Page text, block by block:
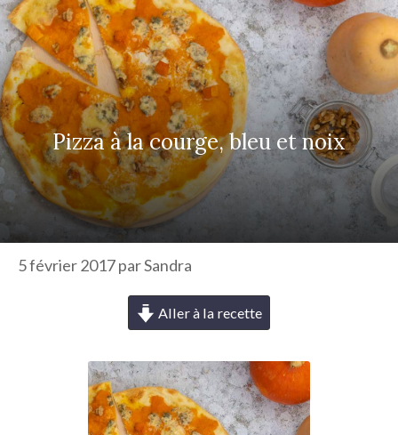
r
c
h
e
r
Pizza à la courge, bleu et noix
5 février 2017parSandra
Aller à la recette